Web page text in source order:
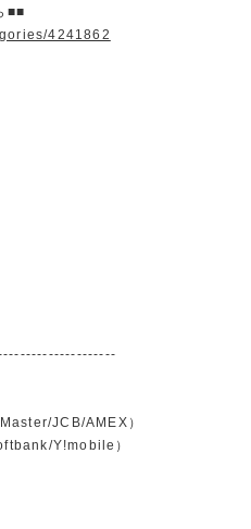
■■
4241862
JCB/AMEX）
Y!mobile）